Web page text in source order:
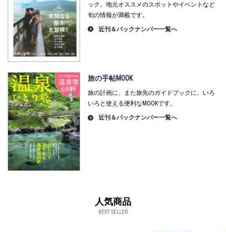
ック。地元オススメのスポットやイベントなど
旬の情報が満載です。
近刊＆バックナンバー一覧へ
旅の手帖MOOK
旅の計画に、また旅先のガイドブックに、いろ
いろと使える便利なMOOKです。
近刊＆バックナンバー一覧へ
人気商品
BEST SELLER